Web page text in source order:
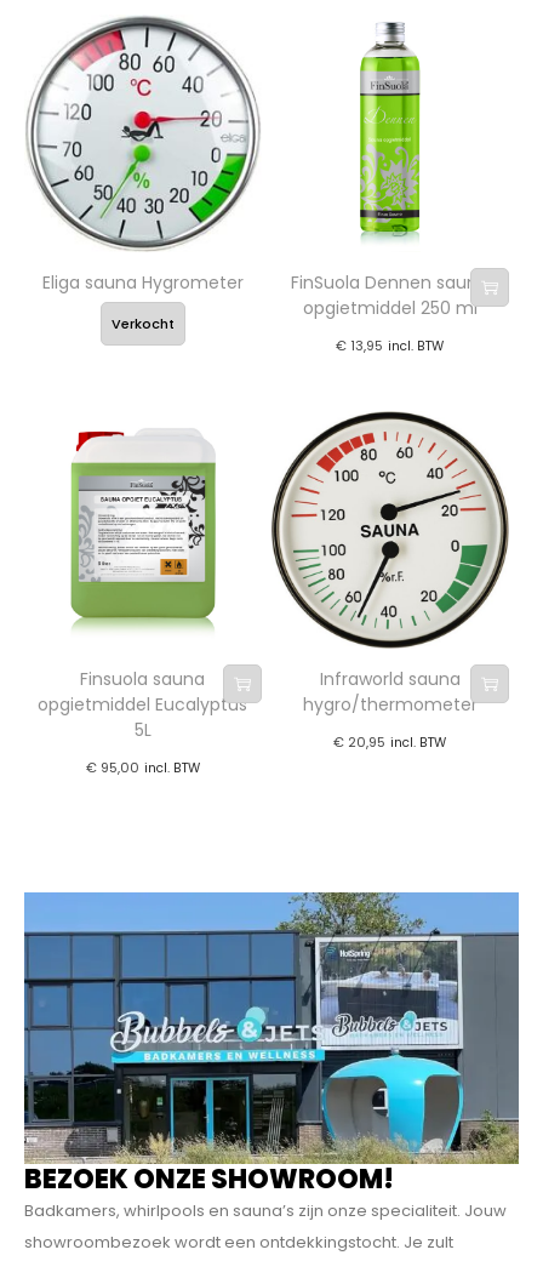
Eliga sauna Hygrometer
Verkocht
FinSuola Dennen sauna
opgietmiddel 250 ml
€ 13,95 incl. BTW
Finsuola sauna
opgietmiddel Eucalyptus
5L
€95,00 incl. BTW
Infraworld sauna
hygro/thermometer
€ 20,95 incl. BTW
BEZOEK ONZE SHOWROOM!
Badkamers, whirlpools en sauna’s zijn onze specialiteit. Jouw
showroombezoek wordt een ontdekkings­tocht. Je zult